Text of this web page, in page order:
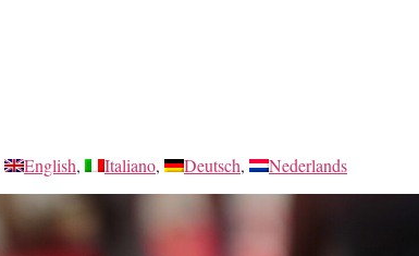
English Italiano Deutsch Nederlands